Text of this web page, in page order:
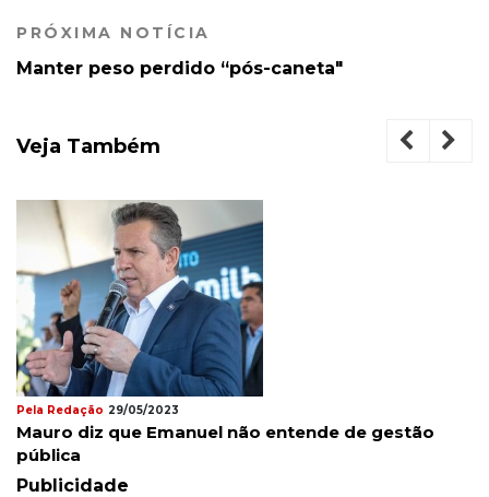
PRÓXIMA NOTÍCIA
Manter peso perdido “pós-caneta"
Veja Também
Pela Redação 29/05/2023
Mauro diz que Emanuel não entende de gestão
pública
Publicidade